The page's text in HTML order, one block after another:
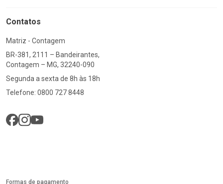
Contatos
Matriz - Contagem
BR-381, 2111 – Bandeirantes,
Contagem – MG, 32240-090
Segunda a sexta de 8h às 18h
Telefone: 0800 727 8448
Formas de pagamento